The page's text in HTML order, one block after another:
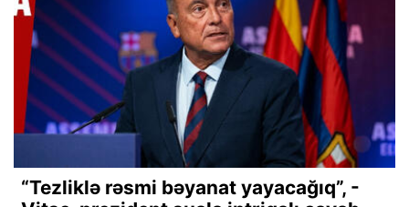
“Tezliklə rəsmi bəyanat yayacağıq”, -